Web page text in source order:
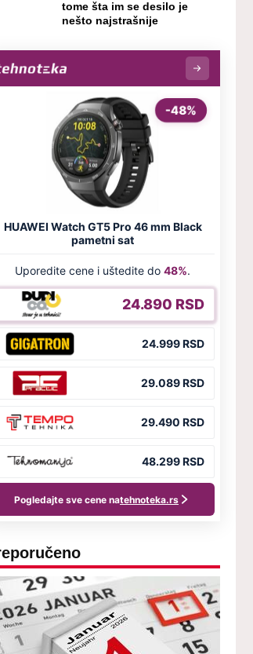
tome šta im se desilo je
nešto najstrašnije